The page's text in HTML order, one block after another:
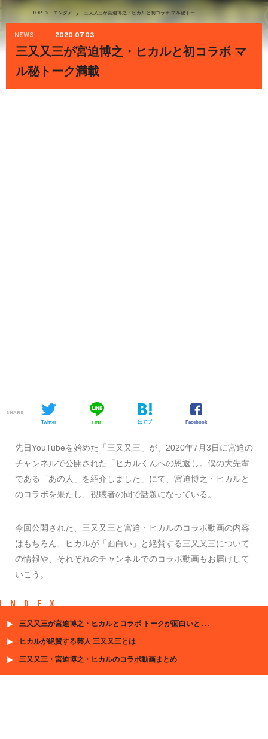
TOP > エンタメ > 三又又三が宮迫博之・ヒカルと初コラボ マル秘トーク満載
NEWS 2020.07.03
三又又三が宮迫博之・ヒカルと初コラボ マ
ル秘トーク満載
SHARE
Twitter LINE はてブ Facebook
先日YouTubeを始めた「三又又三」が、2020年7月3日に宮迫の
チャンネルで公開された「ヒカルくんへの恩返し。僕の大先輩
である「あの人」を紹介しました」にて、宮迫博之・ヒカルと
のコラボを果たし、視聴者の間で話題になっている。
今回公開された、三又又三と宮迫・ヒカルのコラボ動画の内容
はもちろん、ヒカルが「面白い」と絶賛する三又又三について
の情報や、それぞれのチャンネルでのコラボ動画もお届けして
いこう。
INDEX
三又又三が宮迫博之・ヒカルとコラボ トークが面白いと話題に
ヒカルが絶賛する芸人 三又又三とは
三又又三・宮迫博之・ヒカルのコラボ動画まとめ